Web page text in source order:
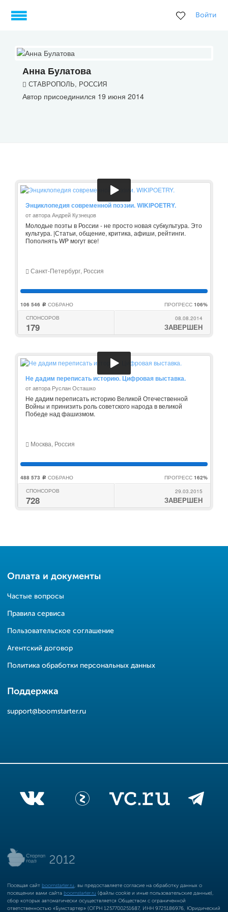
Войти
Анна Булатова
СТАВРОПОЛЬ, РОССИЯ
Автор присоединился 19 июня 2014
Энциклопедия современной поэзии. WIKIPOETRY.
от автора Андрей Кузнецов
Молодые поэты в России - не просто новая субкультура. Это
культура. |Статьи, общение, критика, афиши, рейтинги.
Пополнять WP могут все!
Санкт-Петербург, Россия
106 546 c СОБРАНО ПРОГРЕСС 106%
СПОНСОРОВ
179
08.08.2014
ЗАВЕРШЕН
Не дадим переписать историю. Цифровая выставка.
от автора Руслан Осташко
Не дадим переписать историю Великой Отечественной
Войны и принизить роль советского народа в великой
Победе над фашизмом.
Москва, Россия
488 573 c СОБРАНО ПРОГРЕСС 162%
СПОНСОРОВ
728
29.03.2015
ЗАВЕРШЕН
Оплата и документы
Частые вопросы
Правила сервиса
Пользовательское соглашение
Агентский договор
Политика обработки персональных данных
Поддержка
support@boomstarter.ru
Посещая сайт boomstarter.ru , вы предоставляете согласие на обработку данных о
посещении вами сайта boomstarter.ru (файлы cookie и иные пользовательские данные),
сбор которых автоматически осуществляется Обществом с ограниченной
ответственностью «Бумстартер» (ОГРН 1257700251687, ИНН 9725186976, Юридический